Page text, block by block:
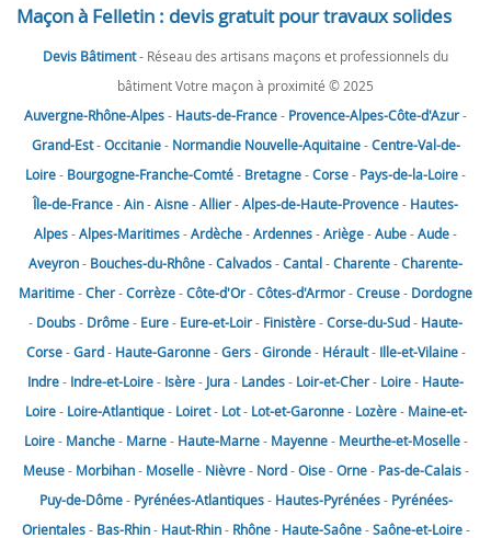
Maçon à Felletin : devis gratuit pour travaux solides
Devis Bâtiment- Réseau des artisans maçons et professionnels du
bâtiment Votre maçon à proximité © 2025
Auvergne-Rhône-Alpes- Hauts-de-France- Provence-Alpes-Côte-d'Azur-
Grand-Est-Occitanie- Normandie Nouvelle-Aquitaine-Centre-Val-de-
Loire- Bourgogne-Franche-Comté- Bretagne-Corse- Pays-de-la-Loire-
Île-de-France-Ain-Aisne-Allier-Alpes-de-Haute-Provence- Hautes-
Alpes-Alpes-Maritimes-Ardèche-Ardennes-Ariège-Aube-Aude-
Aveyron- Bouches-du-Rhône-Calvados-Cantal-Charente-Charente-
Maritime-Cher-Corrèze-Côte-d'Or-Côtes-d'Armor-Creuse- Dordogne
- Doubs- Drôme- Eure- Eure-et-Loir- Finistère-Corse-du-Sud- Haute-
Corse-Gard- Haute-Garonne-Gers-Gironde- Hérault- Ille-et-Vilaine-
Indre- Indre-et-Loire- Isère- Jura- Landes- Loir-et-Cher- Loire- Haute-
Loire- Loire-Atlantique- Loiret- Lot- Lot-et-Garonne- Lozère- Maine-et-
Loire- Manche- Marne- Haute-Marne- Mayenne- Meurthe-et-Moselle-
Meuse- Morbihan- Moselle- Nièvre- Nord-Oise-Orne- Pas-de-Calais-
Puy-de-Dôme- Pyrénées-Atlantiques- Hautes-Pyrénées- Pyrénées-
Orientales- Bas-Rhin- Haut-Rhin- Rhône- Haute-Saône-Saône-et-Loire-